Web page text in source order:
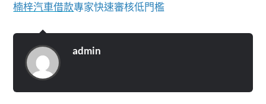
楠梓汽車借款專家快速審核低門檻
admin